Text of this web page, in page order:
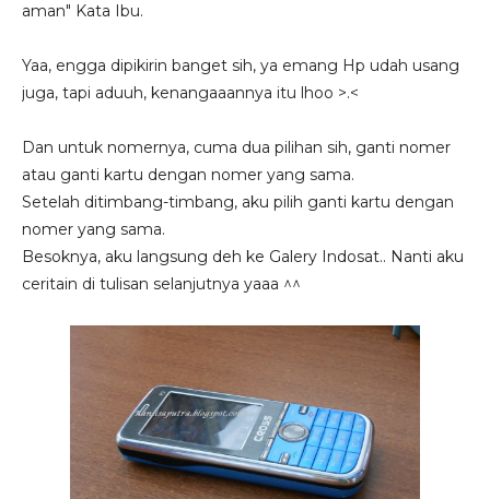
aman" Kata Ibu.
Yaa, engga dipikirin banget sih, ya emang Hp udah usang
juga, tapi aduuh, kenangaaannya itu lhoo >.<
Dan untuk nomernya, cuma dua pilihan sih, ganti nomer
atau ganti kartu dengan nomer yang sama.
Setelah ditimbang-timbang, aku pilih ganti kartu dengan
nomer yang sama.
Besoknya, aku langsung deh ke Galery Indosat.. Nanti aku
ceritain di tulisan selanjutnya yaaa ^^